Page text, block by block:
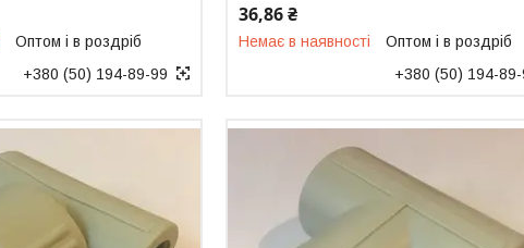
Оптом і в роздріб
+380 (50) 194-89-99
36,86 ₴
Немає в наявності
Оптом і в роздріб
+380 (50) 194-89-